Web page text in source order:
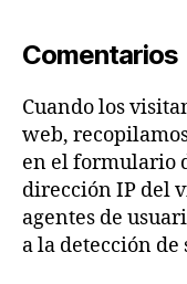
Comentarios
Cuando los
web,
en el formulario
dirección IP del
agentes de
a la detección de